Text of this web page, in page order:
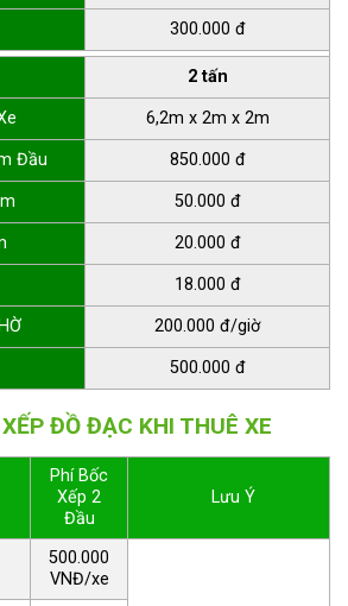
300.000 đ
2 tấn
6,2m x 2m x 2m
Đầu 850.000 đ
50.000 đ
20.000 đ
18.000 đ
200.000 đ/giờ
500.000 đ
ĐỒ ĐẠC KHI THUÊ XE
Phí Bốc
Xếp 2
Đầu
Lưu Ý
500.000
VNĐ/xe